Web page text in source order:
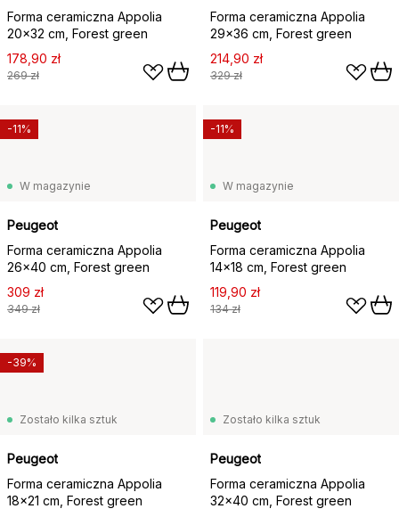
Forma ceramiczna Appolia
20x32 cm, Forest green
178,90 zł
269 zł
Forma ceramiczna Appolia
29x36 cm, Forest green
214,90 zł
329 zł
W magazynie
Peugeot
Forma ceramiczna Appolia
26x40 cm, Forest green
309 zł
349 zł
-11%
W magazynie
Peugeot
Forma ceramiczna Appolia
14x18 cm, Forest green
119,90 zł
134 zł
-11%
Zostało kilka sztuk
Peugeot
Forma ceramiczna Appolia
18x21 cm, Forest green
-39%
Zostało kilka sztuk
Peugeot
Forma ceramiczna Appolia
32x40 cm, Forest green